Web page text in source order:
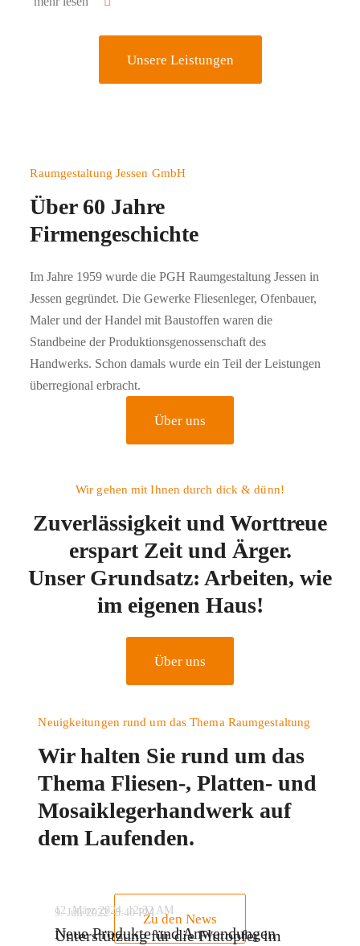
Unsere Leistungen
Raumgestaltung Jessen GmbH
Über 60 Jahre
Firmengeschichte
Im Jahre 1959 wurde die PGH Raumgestaltung Jessen in
Jessen gegründet. Die Gewerke Fliesenleger, Ofenbauer,
Maler und der Handel mit Baustoffen waren die
Standbeine der Produktionsgenossenschaft des
Handwerks. Schon damals wurde ein Teil der Leistungen
überregional erbracht.
Über uns
Wir gehen mit Ihnen durch dick & dünn!
Zuverlässigkeit und Worttreue
erspart Zeit und Ärger.
Unser Grundsatz: Arbeiten, wie
im eigenen Haus!
Über uns
Neuigkeitungen rund um das Thema Raumgestaltung
Wir halten Sie rund um das
Thema Fliesen-, Platten- und
Mosaiklegerhandwerk auf
dem Laufenden.
Zu den News
12. März 2024.12:32 AM
Neue Produkte und Anwendungen
9. Juli 2022.8:40 PM
Unterstützung für die Flutopfer im